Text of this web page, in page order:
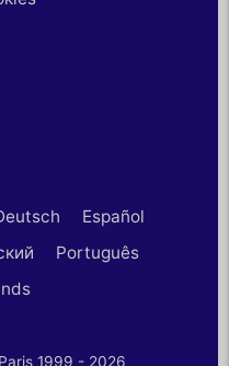
Español
Português
1999 - 2026